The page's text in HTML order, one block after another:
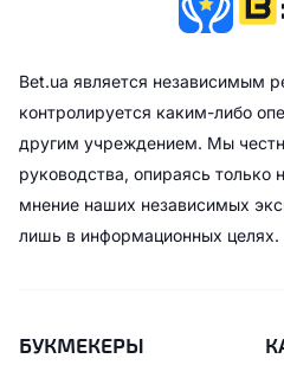
Bet.ua является независимым
контролируется каким-либо
другим учреждением. Мы
руководства, опираясь только
мнение наших независимых
лишь в информационных целях.
БУКМЕКЕРЫ